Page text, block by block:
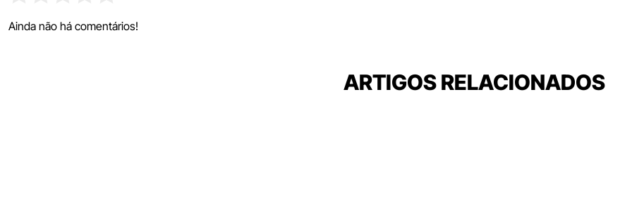
Ainda não há comentários!
ARTIGOS RELACIONADOS